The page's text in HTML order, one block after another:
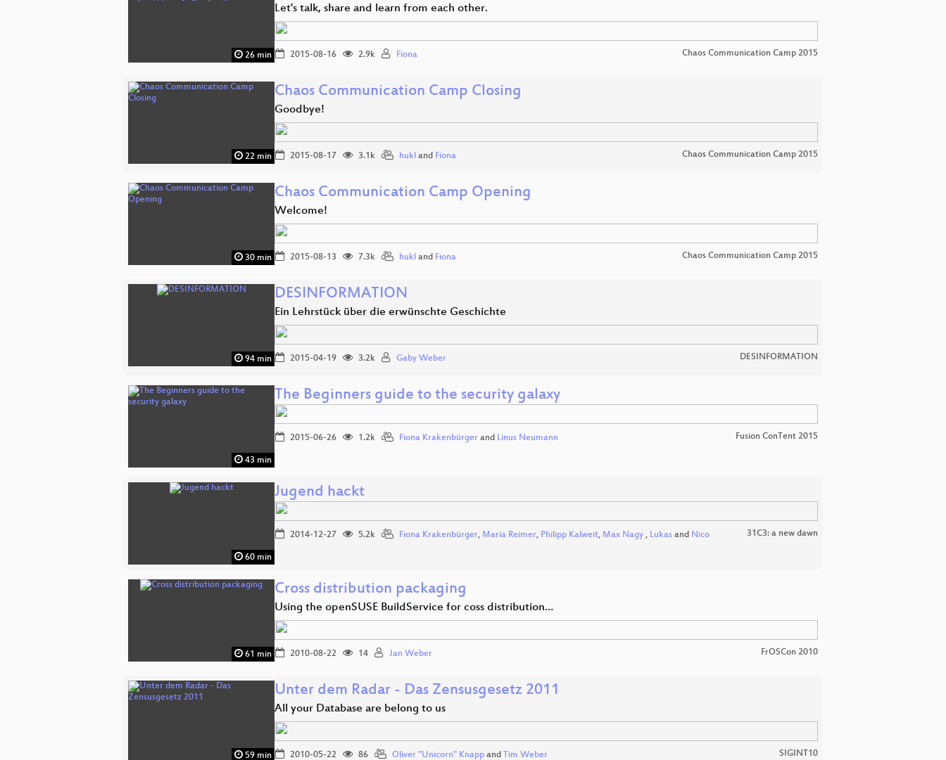
26 min
Let's talk, share and learn from each other.
2015-08-16 2.9k Fiona Chaos Communication Camp 2015
22 min
Chaos Communication Camp Closing
Goodbye!
2015-08-17 3.1k hukl and Fiona Chaos Communication Camp 2015
30 min
Chaos Communication Camp Opening
Welcome!
2015-08-13 7.3k hukl and Fiona Chaos Communication Camp 2015
94 min
DESINFORMATION
Ein Lehrstück über die erwünschte Geschichte
2015-04-19 3.2k Gaby Weber DESINFORMATION
43 min
The Beginners guide to the security galaxy
2015-06-26 1.2k Fiona Krakenbürger and Linus Neumann Fusion ConTent 2015
60 min
Jugend hackt
2014-12-27 5.2k Fiona Krakenbürger, Maria Reimer, Philipp Kalweit, Max Nagy , Lukas and Nico 31C3: a new dawn
61 min
Cross distribution packaging
Using the openSUSE BuildService for coss distribution…
2010-08-22 14 Jan Weber FrOSCon 2010
59 min
Unter dem Radar - Das Zensusgesetz 2011
All your Database are belong to us
2010-05-22 86 Oliver "Unicorn" Knapp and Tim Weber SIGINT10